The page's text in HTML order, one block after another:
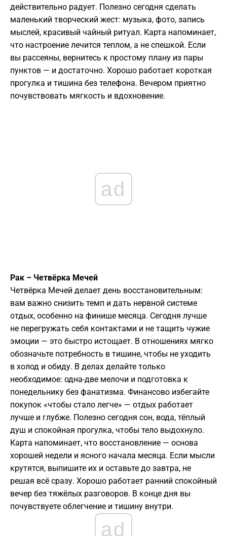
действительно радует. Полезно сегодня сделать
маленький творческий жест: музыка, фото, запись
мыслей, красивый чайный ритуал. Карта напоминает,
что настроение лечится теплом, а не спешкой. Если
вы рассеяны, вернитесь к простому плану из пары
пунктов — и достаточно. Хорошо работает короткая
прогулка и тишина без телефона. Вечером приятно
почувствовать мягкость и вдохновение.
ad
Рак – Четвёрка Мечей
Четвёрка Мечей делает день восстановительным:
вам важно снизить темп и дать нервной системе
отдых, особенно на финише месяца. Сегодня лучше
не перегружать себя контактами и не тащить чужие
эмоции — это быстро истощает. В отношениях мягко
обозначьте потребность в тишине, чтобы не уходить
в холод и обиду. В делах делайте только
необходимое: одна-две мелочи и подготовка к
понедельнику без фанатизма. Финансово избегайте
покупок «чтобы стало легче» — отдых работает
лучше и глубже. Полезно сегодня сон, вода, тёплый
душ и спокойная прогулка, чтобы тело выдохнуло.
Карта напоминает, что восстановление — основа
хорошей недели и ясного начала месяца. Если мысли
крутятся, выпишите их и оставьте до завтра, не
решая всё сразу. Хорошо работает ранний спокойный
вечер без тяжёлых разговоров. В конце дня вы
почувствуете облегчение и тишину внутри.
ad